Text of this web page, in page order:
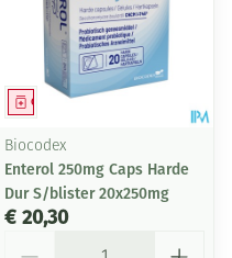
Geneesmiddel
Biocodex
Enterol 250mg Caps Harde
Dur S/blister 20x250mg
€ 20,30